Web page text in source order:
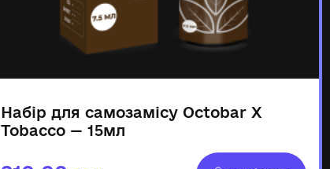
Набір для самозамісу Octobar X
Tobacco — 15мл